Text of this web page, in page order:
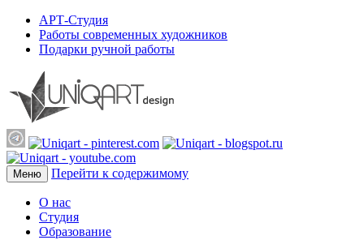
АРТ-Студия
Работы современных художников
Подарки ручной работы
Меню Перейти к содержимому
О нас
Студия
Образование